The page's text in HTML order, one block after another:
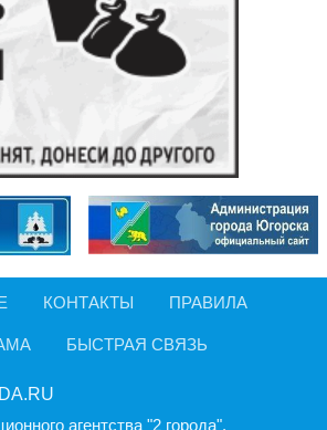
КОНТАКТЫ ПРАВИЛА
БЫСТРАЯ СВЯЗЬ
агентства "2 города".